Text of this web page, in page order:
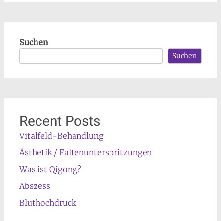
Suchen
Suchen
Recent Posts
Vitalfeld-Behandlung
Ästhetik / Faltenunterspritzungen
Was ist Qigong?
Abszess
Bluthochdruck